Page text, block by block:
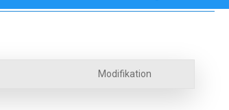
Modifikation